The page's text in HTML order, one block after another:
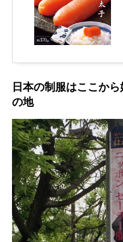
日本の制服はここか
の地